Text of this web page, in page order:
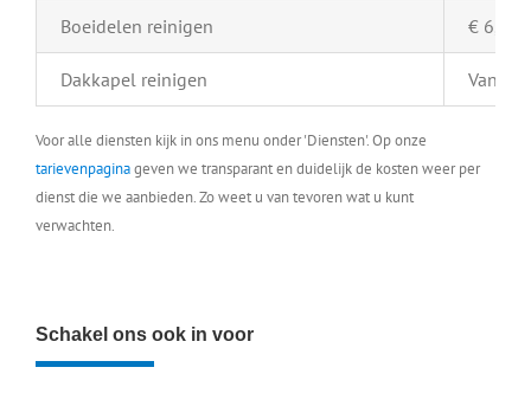
Boeidelen reinigen € 6,-
Dakkapel reinigen Vanaf
Voor alle diensten kijk in ons menu onder 'Diensten'. Op onze
tarievenpaginageven we transparant en duidelijk de kosten weer per
dienst die we aanbieden. Zo weet u van tevoren wat u kunt
verwachten.
Schakel ons ook in voor